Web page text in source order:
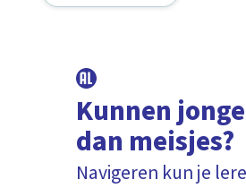
Kunnen
dan meisjes?
Navigeren kun je